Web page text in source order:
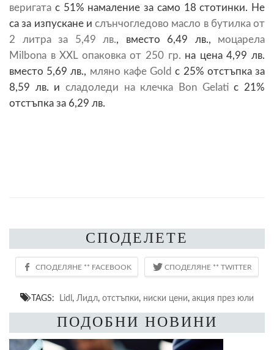
веригата с 51% намаление за само 18 стотинки. Не
са за изпускане и слънчогледово масло в бутилка от
2 литра за 5,49 лв., вместо 6,49 лв., моцарела
Milbona в XXL опаковка от 250 гр. на цена 4,99 лв.
вместо 5,69 лв., мляно кафе Gold с 25% отстъпка за
8,59 лв. и сладоледи на клечка Bon Gelatiс 21%
отстъпка за 6,29 лв.
СПОДЕЛЕТЕ
TAGS: Lidl , Лидл, отстъпки, ниски цени, акция през юли
ПОДОБНИ НОВИНИ